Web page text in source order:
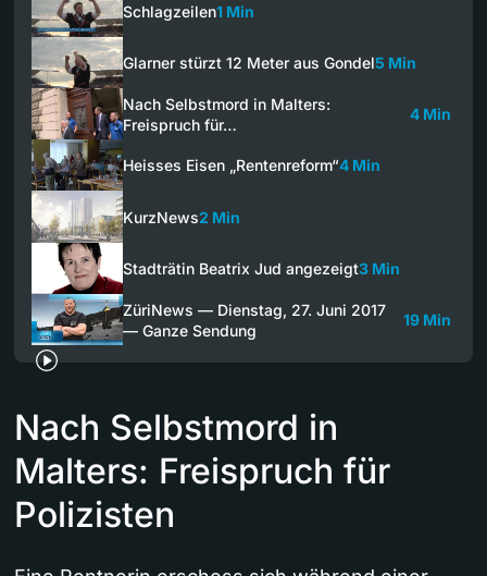
Schlagzeilen1 Min
Glarner stürzt 12 Meter aus Gondel5 Min
Nach Selbstmord in Malters:
Freispruch für…
4 Min
Heisses Eisen „Rentenreform“4 Min
KurzNews2 Min
Stadträtin Beatrix Jud angezeigt3 Min
ZüriNews — Dienstag, 27. Juni 2017
— Ganze Sendung
19 Min
Nach Selbstmord in
Malters: Freispruch für
Polizisten